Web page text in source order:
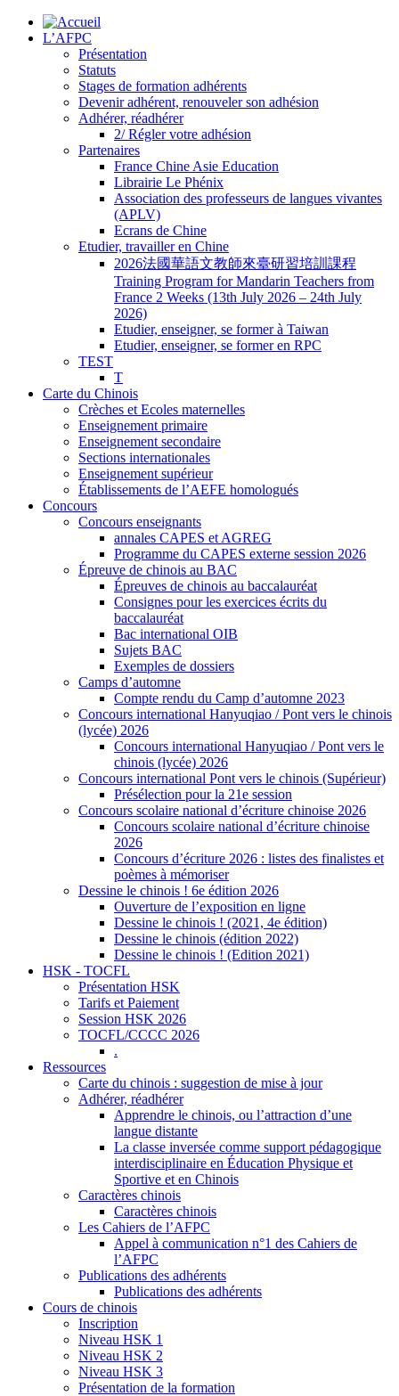
L’AFPC
Présentation
Statuts
Stages de formation adhérents
Devenir adhérent, renouveler son adhésion
Adhérer, réadhérer
2/ Régler votre adhésion
Partenaires
France Chine Asie Education
Librairie Le Phénix
Association des professeurs de langues vivantes
(APLV)
Ecrans de Chine
Etudier, travailler en Chine
2026法國華語文教師來臺研習培訓課程
Training Program for Mandarin Teachers from
France 2 Weeks (13th July 2026 – 24th July
2026)
Etudier, enseigner, se former à Taiwan
Etudier, enseigner, se former en RPC
TEST
T
Carte du Chinois
Crèches et Ecoles maternelles
Enseignement primaire
Enseignement secondaire
Sections internationales
Enseignement supérieur
Établissements de l’AEFE homologués
Concours
Concours enseignants
annales CAPES et AGREG
Programme du CAPES externe session 2026
Épreuve de chinois au BAC
Épreuves de chinois au baccalauréat
Consignes pour les exercices écrits du
baccalauréat
Bac international OIB
Sujets BAC
Exemples de dossiers
Camps d’automne
Compte rendu du Camp d’automne 2023
Concours international Hanyuqiao / Pont vers le chinois
(lycée) 2026
Concours international Hanyuqiao / Pont vers le
chinois (lycée) 2026
Concours international Pont vers le chinois (Supérieur)
Présélection pour la 21e session
Concours scolaire national d’écriture chinoise 2026
Concours scolaire national d’écriture chinoise
2026
Concours d’écriture 2026 : listes des finalistes et
poèmes à mémoriser
Dessine le chinois ! 6e édition 2026
Ouverture de l’exposition en ligne
Dessine le chinois ! (2021, 4e édition)
Dessine le chinois (édition 2022)
Dessine le chinois ! (Edition 2021)
HSK - TOCFL
Présentation HSK
Tarifs et Paiement
Session HSK 2026
TOCFL/CCCC 2026
.
Ressources
Carte du chinois : suggestion de mise à jour
Adhérer, réadhérer
Apprendre le chinois, ou l’attraction d’une
langue distante
La classe inversée comme support pédagogique
interdisciplinaire en Éducation Physique et
Sportive et en Chinois
Caractères chinois
Caractères chinois
Les Cahiers de l’AFPC
Appel à communication n°1 des Cahiers de
l’AFPC
Publications des adhérents
Publications des adhérents
Cours de chinois
Inscription
Niveau HSK 1
Niveau HSK 2
Niveau HSK 3
Présentation de la formation